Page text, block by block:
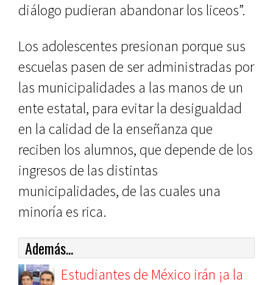
diálogo pudieran abandonar los liceos”.
Los adolescentes presionan porque sus
escuelas pasen de ser administradas por
las municipalidades a las manos de un
ente estatal, para evitar la desigualdad
en la calidad de la enseñanza que
reciben los alumnos, que depende de los
ingresos de las distintas
municipalidades, de las cuales una
minoría es rica.
Además...
Estudiantes de México irán ¡a la